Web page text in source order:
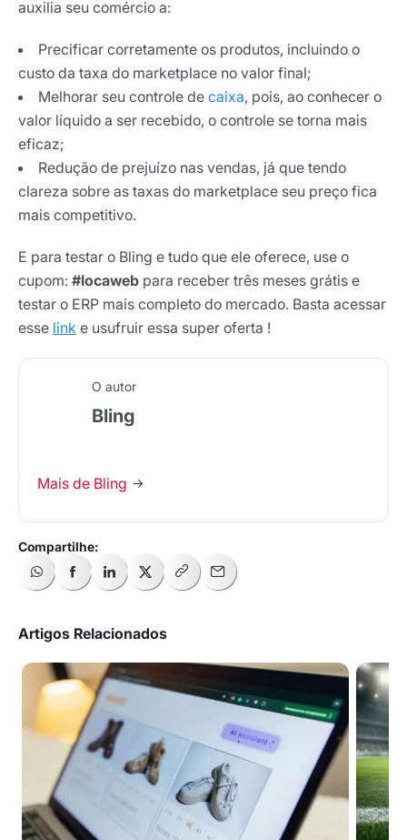
auxilia seu comércio a:
Precificar corretamente os produtos, incluindo o
custo da taxa do marketplace no valor final;
Melhorar seu controle de caixa, pois, ao conhecer o
valor líquido a ser recebido, o controle se torna mais
eficaz;
Redução de prejuízo nas vendas, já que tendo
clareza sobre as taxas do marketplace seu preço fica
mais competitivo.
E para testar o Bling e tudo que ele oferece, use o
cupom: #locaweb para receber três meses grátis e
testar o ERP mais completo do mercado. Basta acessar
esse link e usufruir essa super oferta !
O autor
Bling
Mais de Bling
Artigos Relacionados